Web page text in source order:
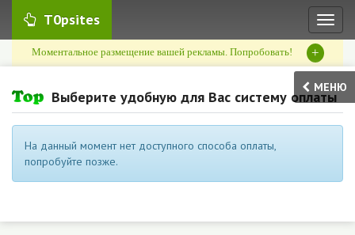
T0psites
Моментальное размещение вашей рекламы. Попробовать! +
МЕНЮ
Выберите удобную для Вас систему оплаты
На данный момент нет доступного способа оплаты,
попробуйте позже.